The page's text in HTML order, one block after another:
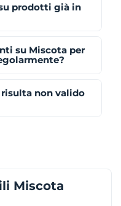
prodotti già in
su Miscota per
non valido
Miscota